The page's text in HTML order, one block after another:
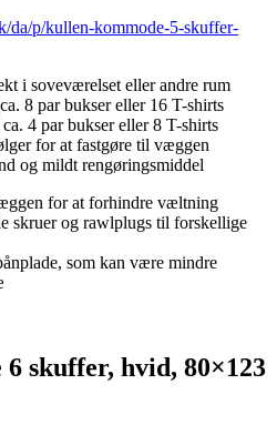
da/p/kullen-kommode-5-skuffer-
i soveværelset eller andre rum
8 par bukser eller 16 T-shirts
4 par bukser eller 8 T-shirts
for at fastgøre til væggen
og mildt rengøringsmiddel
for at forhindre væltning
skruer og rawlplugs til forskellige
som kan være mindre
skuffer, hvid, 80×123